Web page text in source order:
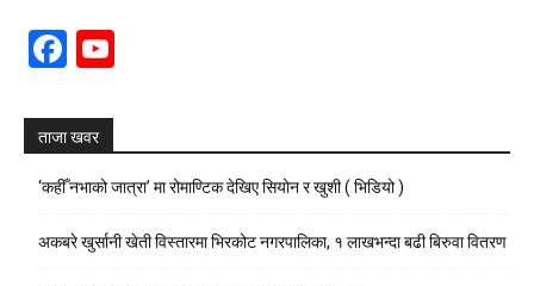
Facebook
ताजा खवर
‘कहीँ नभाको जात्रा’ मा रोमाण्टिक देखिए सियोन र खुशी ( भिडियो )
अकबरे खुर्सानी खेती विस्तारमा भिरकोट नगरपालिका, १ लाखभन्दा बढी बिरुवा वितरण